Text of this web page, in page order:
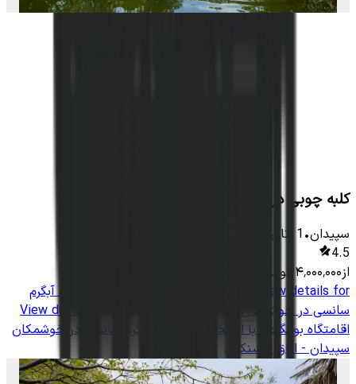
کلبه چوبی در روستای خوشمکان سپیدان
سپیدان•
1 اتاق
4.5
از۴٬۰۰۰٬۰۰۰ تومان
View details for
اقامتگاه بومگردی با استخر سرپوشیده آبگرم
سانسی در خوشمکان سپیدان - اتاق خشنکون
View details for
اقامتگاه بومگردی با استخر سرپوشیده آبگرم سانسی در خوشمکان
سپیدان - اتاق خشنکون